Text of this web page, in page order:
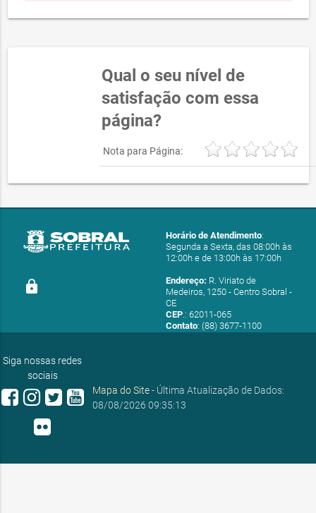
Qual o seu nível de
satisfação com essa
página?
Nota para Página:
lock
Horário de Atendimento:
Segunda a Sexta, das 08:00h às
12:00h e de 13:00h às 17:00h
Endereço: R. Viriato de
Medeiros, 1250 - Centro Sobral -
CE
CEP.: 62011-065
Contato: (88) 3677-1100
Siga nossas redes
sociais
Mapa do Site- Última Atualização de Dados:
08/08/2026 09:35:13